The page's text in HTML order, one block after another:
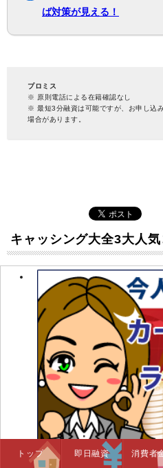
トップ 即日融資 消費者
ば対策が見える！
プロミス
※ 原則電話による在籍確認なし
※ 最短3分融資は可能ですが、お申し込
場合があります。
キャッシング大全3大人